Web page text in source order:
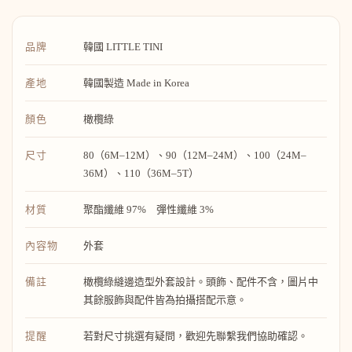
品牌 韓國 LITTLE TINI
產地 韓國製造 Made in Korea
顏色 橄欖綠
尺寸
80（6M–12M）、90（12M–24M）、100（24M–
36M）、110（36M–5T）
材質 聚酯纖維 97% 彈性纖維 3%
內容物 外套
備註
橄欖綠縫邊造型外套設計。頭飾、配件不含，圖片中
其餘服飾與配件皆為拍攝搭配示意。
提醒 若對尺寸挑選有疑問，歡迎先聯繫我們協助確認。